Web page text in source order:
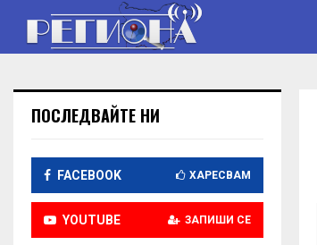
ПОСЛЕДВАЙТЕ НИ
FACEBOOK ХАРЕСВАМ
YOUTUBE ЗАПИШИ СЕ